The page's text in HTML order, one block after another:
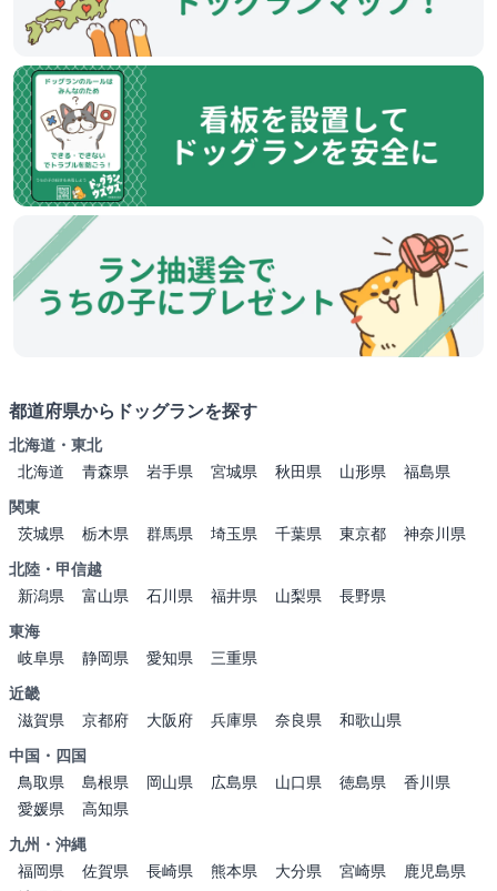
都道府県からドッグランを探す
北海道・東北
北海道
青森県 岩手県 宮城県 秋田県 山形県
福島県
関東
茨城県
栃木県 群馬県 埼玉県 千葉県 東京都
神奈川県
北陸・甲信越
新潟県
富山県 石川県 福井県 山梨県
長野県
東海
岐阜県
静岡県 愛知県
三重県
近畿
滋賀県
京都府 大阪府 兵庫県 奈良県
和歌山県
中国・四国
鳥取県
島根県 岡山県 広島県 山口県 徳島県
香川県
愛媛県
高知県
九州・沖縄
福岡県
佐賀県 長崎県 熊本県 大分県 宮崎県
鹿児島県